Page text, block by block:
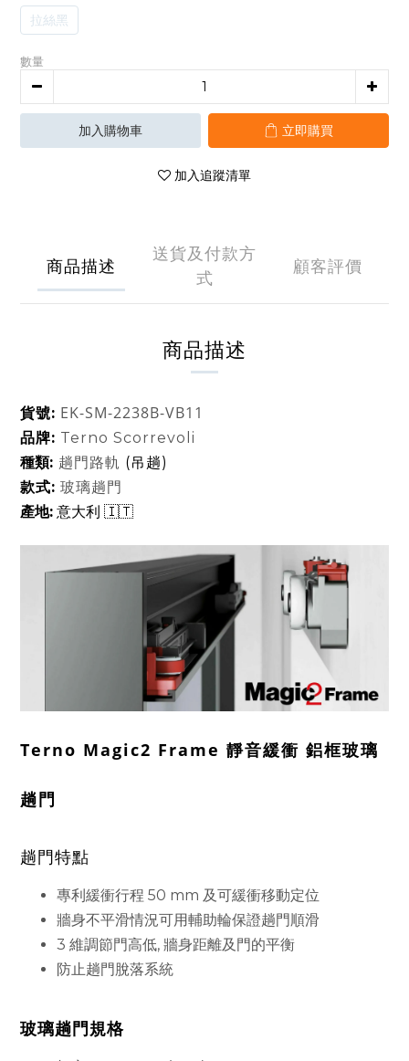
拉絲黑
數量
加入購物車 立即購買
加入追蹤清單
商品描述
送貨及付款方
式
顧客評價
商品描述
貨號: EK-SM-2238B-VB11
品牌: Terno Scorrevoli
種類: 趟門路軌 (吊趟)
款式: 玻璃趟門
產地: 意大利 🇮🇹
Terno Magic2 Frame 靜音緩衝 鋁框玻璃
趟門
趟門特點
專利緩衝行程 50 mm 及可緩衝移動定位
牆身不平滑情況可用輔助輪保證趟門順滑
3 維調節門高低, 牆身距離及門的平衡
防止趟門脫落系統
玻璃趟門規格